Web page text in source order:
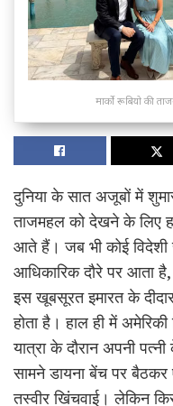
मार्को रूबियो की
दुनिया के सात अजूबों में
ताजमहल को देखने के लिए
आते हैं। जब भी कोई विदेशी
आधिकारिक दौरे पर आता
इस खूबसूरत इमारत के
होता है। हाल ही में अमेरिकी
यात्रा के दौरान अपनी
सामने डायना बेंच पर
तस्वीर खिंचवाई। लेकिन